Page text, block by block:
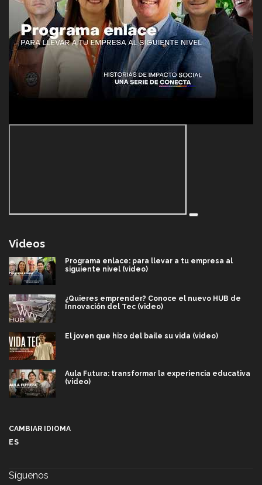
Videos
Programa enlace: para llevar a tu empresa al
siguiente nivel (video)
¿Quieres emprender? Conoce el nuevo HUB de
Innovación del Tec (video)
El joven que hizo del baile su vida (video)
Aula Futura: transformar la experiencia educativa
(video)
CAMBIAR IDIOMA
ES
Síguenos